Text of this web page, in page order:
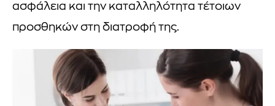
ασφάλεια και την καταλληλότητα τέτοιων
προσθηκών στη διατροφή της.